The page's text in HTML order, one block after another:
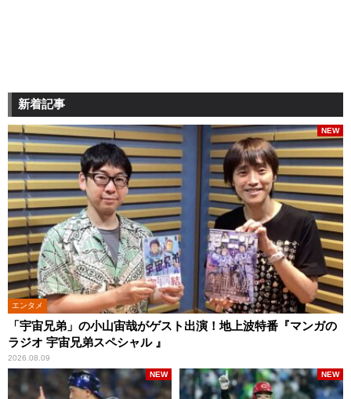
新着記事
エンタメ
「宇宙兄弟」の小山宙哉がゲスト出演！地上波特番『マンガの
ラジオ 宇宙兄弟スペシャル 』
2026.08.09
NEW
NEW NEW